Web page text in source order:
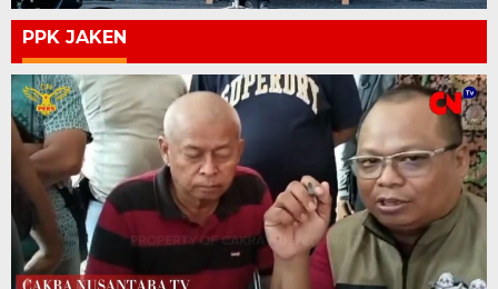
PPK JAKEN